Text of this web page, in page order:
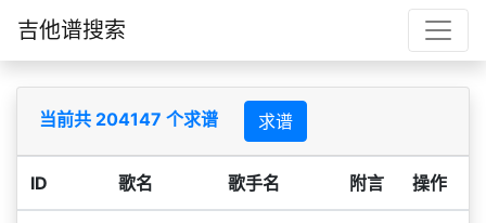
吉他谱搜索
当前共 204147 个求谱 求谱
ID 歌名 歌手名 附言 操作